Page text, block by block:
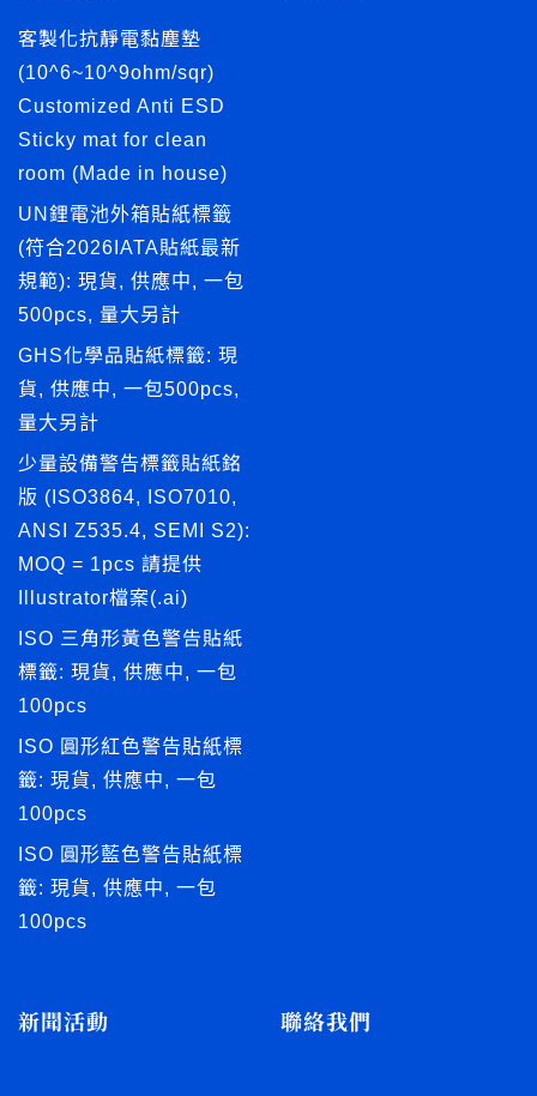
客製化抗靜電黏塵墊
(10^6~10^9ohm/sqr)
Customized Anti ESD
Sticky mat for clean
room (Made in house)
UN鋰電池外箱貼紙標籤
(符合2026IATA貼紙最新
規範): 現貨, 供應中, 一包
500pcs, 量大另計
GHS化學品貼紙標籤: 現
貨, 供應中, 一包500pcs,
量大另計
少量設備警告標籤貼紙銘
版 (ISO3864, ISO7010,
ANSI Z535.4, SEMI S2):
MOQ = 1pcs 請提供
Illustrator檔案(.ai)
ISO 三角形黃色警告貼紙
標籤: 現貨, 供應中, 一包
100pcs
ISO 圓形紅色警告貼紙標
籤: 現貨, 供應中, 一包
100pcs
ISO 圓形藍色警告貼紙標
籤: 現貨, 供應中, 一包
100pcs
新聞活動 聯絡我們